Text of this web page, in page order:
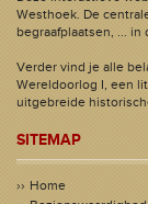
Westhoek. De
begraafplaatsen, ... in
Verder vind je alle
Wereldoorlog I, een
uitgebreide
SITEMAP
Home